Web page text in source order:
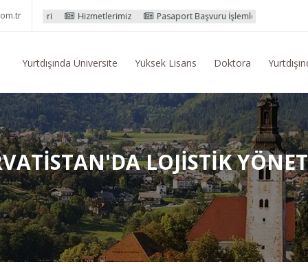
Hizmetlerimiz Pasaport Başvuru İşlemleri Yurtdışı Eğitim
Yurtdışında Üniversite Yüksek Lisans Doktora
LOJISTIK